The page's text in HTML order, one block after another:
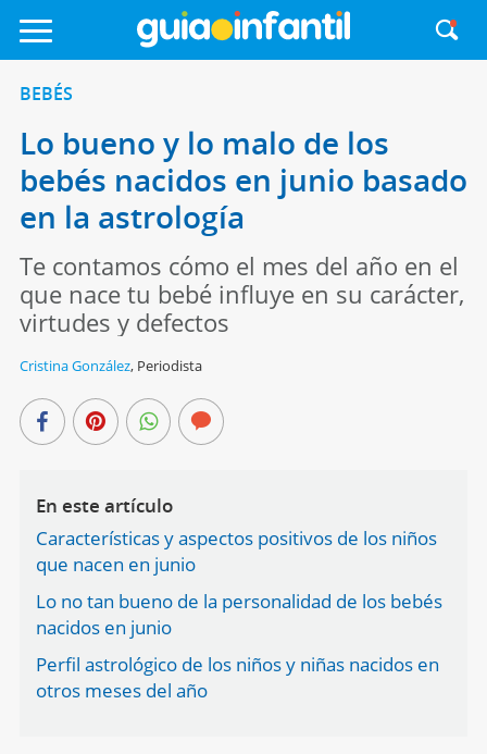
BEBÉS
Lo bueno y lo malo de los
bebés nacidos en junio basado
en la astrología
Te contamos cómo el mes del año en el
que nace tu bebé influye en su carácter,
virtudes y defectos
Cristina González, Periodista
En este artículo
Características y aspectos positivos de los niños
que nacen en junio
Lo no tan bueno de la personalidad de los bebés
nacidos en junio
Perfil astrológico de los niños y niñas nacidos en
otros meses del año